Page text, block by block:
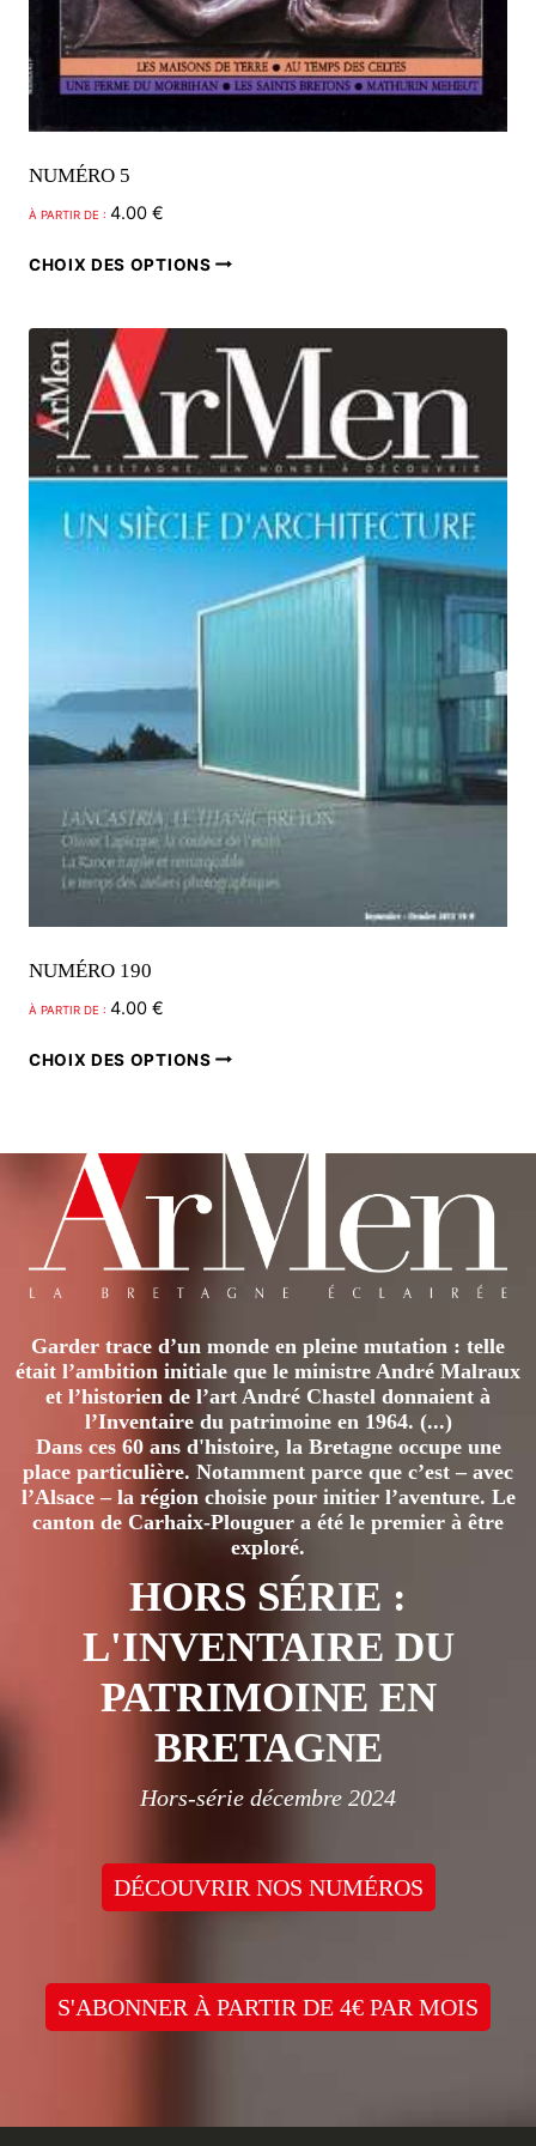
NUMÉRO 5
À PARTIR DE : 4.00 €
CHOIX DES OPTIONS
a
plusieurs
variations.
Les
options
peuvent
être
choisies
sur
la
NUMÉRO 190
À PARTIR DE : 4.00 €
CHOIX DES OPTIONS
plusieurs
variations.
Les
options
peuvent
choisies
sur
la
page
du
produit
Garder trace d’un monde en pleine mutation : telle
était l’ambition initiale que le ministre André Malraux
et l’historien de l’art André Chastel donnaient à
l’Inventaire du patrimoine en 1964. (...)
Dans ces 60 ans d'histoire, la Bretagne occupe une
place particulière. Notamment parce que c’est – avec
l’Alsace – la région choisie pour initier l’aventure. Le
canton de Carhaix-Plouguer a été le premier à être
exploré.
HORS SÉRIE :
L'INVENTAIRE DU
PATRIMOINE EN
BRETAGNE
Hors-série décembre 2024
DÉCOUVRIR NOS NUMÉROS
S'ABONNER À PARTIR DE 4€ PAR MOIS